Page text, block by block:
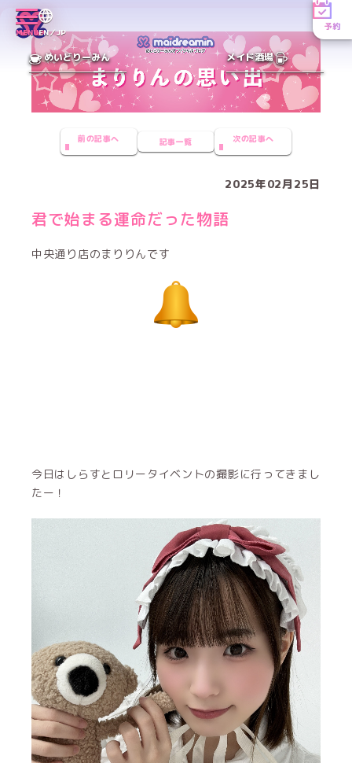
MENUEN／JP
予約
めいどりーみん メイド酒場
前の記事へ 記事一覧 次の記事へ
2025年02月25日
君で始まる運命だった物語
中央通り店のまりりんです
今日はしらすとロリータイベントの撮影に行ってきまし
たー！